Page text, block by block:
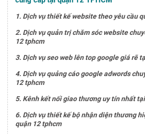
1. Dịch vụ thiết kế website theo yêu cầu
2. Dịch vụ quản trị chăm sóc website
12 tphcm
3. Dịch vụ seo web lên top google giá rẽ
4. Dịch vụ quảng cáo google adwords
12 tphcm
5. Kênh kết nối giao thương uy tín nhất
6. Dịch vụ thiết kế bộ nhận diện thương
quận 12 tphcm